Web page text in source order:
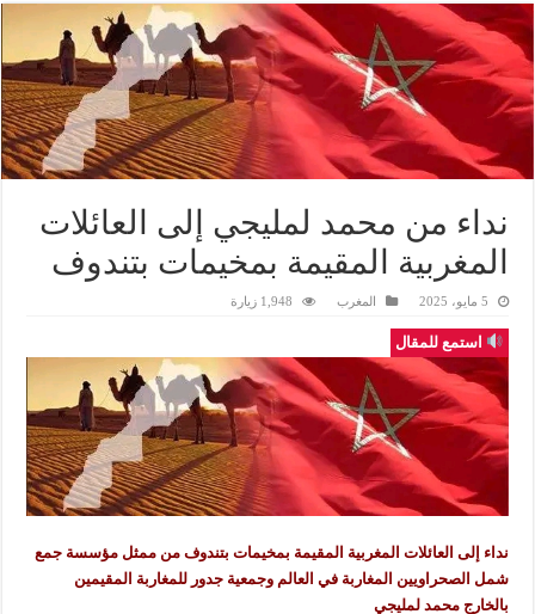
نداء من محمد لمليجي إلى العائلات
المغربية المقيمة بمخيمات بتندوف
5 مايو، 2025 المغرب 1,948 زيارة
استمع للمقال
نداء إلى العائلات المغربية المقيمة بمخيمات بتندوف من ممثل مؤسسة جمع
شمل الصحراويين المغاربة في العالم وجمعية جدور للمغاربة المقيمين
بالخارج محمد لمليجي